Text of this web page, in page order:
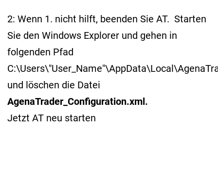
2: Wenn 1. nicht hilft, beenden Sie AT. Starten
Sie den Windows Explorer und gehen in
folgenden Pfad
und löschen die Datei
AgenaTrader_Configuration.xml.
Jetzt AT neu starten